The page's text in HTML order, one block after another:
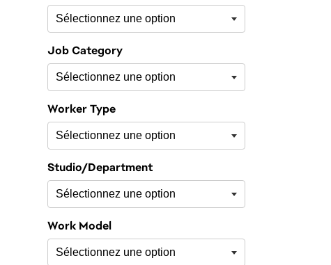
Job Category
Worker Type
Studio/Department
Work Model